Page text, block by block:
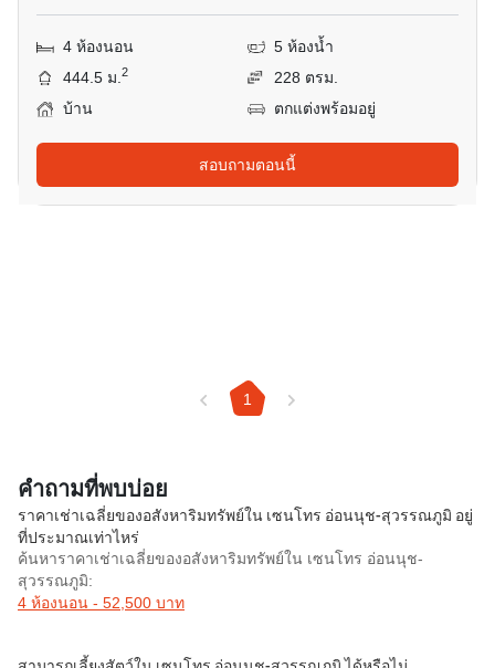
4 ห้องนอน
5 ห้องน้ำ
444.5 ม.2
228 ตรม.
บ้าน
ตกแต่งพร้อมอยู่
สอบถามตอนนี้
1
คำถามที่พบบ่อย
ราคาเช่าเฉลี่ยของอสังหาริมทรัพย์ใน เซนโทร อ่อนนุช-สุวรรณภูมิ อยู่
ที่ประมาณเท่าไหร่
ค้นหาราคาเช่าเฉลี่ยของอสังหาริมทรัพย์ใน เซนโทร อ่อนนุช-
สุวรรณภูมิ:
4 ห้องนอน - 52,500 บาท